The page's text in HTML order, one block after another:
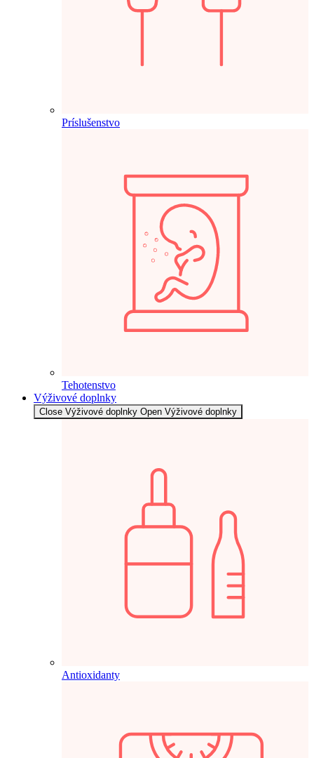
Príslušenstvo
Tehotenstvo
Výživové doplnky
Close Výživové doplnky Open Výživové doplnky
Antioxidanty